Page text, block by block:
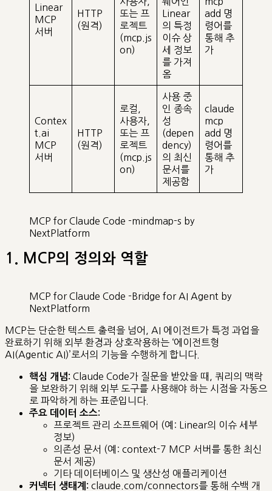
Linear
MCP
서버
HTTP
(원격)
또는 프
로젝트
(mcp.js
on)
Linear
의 특정
이슈 상
세 정보
를 가져
옴
add 명
령어를
통해 추
가
Contex
t.ai
MCP
서버
HTTP
(원격)
로컬,
사용자,
또는 프
로젝트
(mcp.js
on)
사용 중
인 종속
성
(depen
dency)
의 최신
문서를
제공함
claude
mcp
add 명
령어를
통해 추
가
MCP for Claude Code -mindmap-s by
NextPlatform
1. MCP의 정의와 역할
MCP for Claude Code -Bridge for AI Agent by
NextPlatform
MCP는 단순한 텍스트 출력을 넘어, AI 에이전트가 특정 과업을
완료하기 위해 외부 환경과 상호작용하는 ‘에이전트형
AI(Agentic AI)’로서의 기능을 수행하게 합니다.
핵심 개념: Claude Code가 질문을 받았을 때, 쿼리의 맥락
을 보완하기 위해 외부 도구를 사용해야 하는 시점을 자동으
로 파악하게 하는 표준입니다.
주요 데이터 소스:
프로젝트 관리 소프트웨어 (예: Linear의 이슈 세부
정보)
의존성 문서 (예: context-7 MCP 서버를 통한 최신
문서 제공)
기타 데이터베이스 및 생산성 애플리케이션
커넥터 생태계: claude.com/connectors를 통해 수백 개